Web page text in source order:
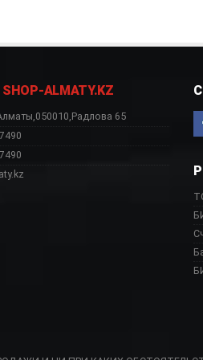
SHOP-ALMATY.KZ
,050010,Радлова 65